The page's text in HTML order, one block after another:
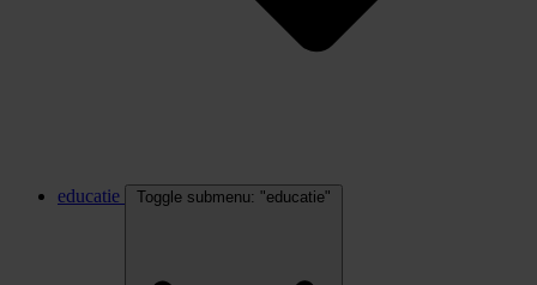
educatie Toggle submenu: "educatie"